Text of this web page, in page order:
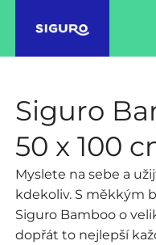
Siguro
50 x 100
Myslete na sebe a
kdekoliv. S měkkým
Siguro Bamboo o
dopřát to nejlepší